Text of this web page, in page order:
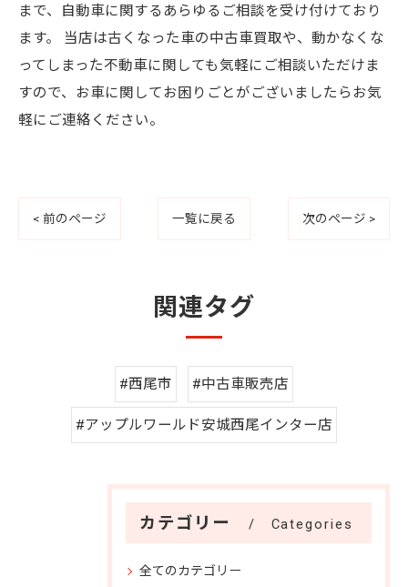
まで、自動車に関するあらゆるご相談を受け付けており
ます。 当店は古くなった車の中古車買取や、動かなくな
ってしまった不動車に関しても気軽にご相談いただけま
すので、お車に関してお困りごとがございましたらお気
軽にご連絡ください。
< 前のページ 一覧に戻る 次のページ >
関連タグ
#西尾市 #中古車販売店
#アップルワールド安城西尾インター店
カテゴリー Categories
全てのカテゴリー